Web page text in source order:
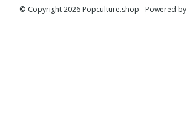
© Copyright 2026 Popculture.shop - Powered by